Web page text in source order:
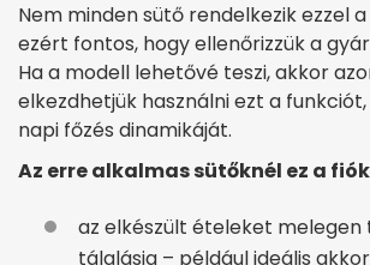
Nem minden sütő rendelkezik ezzel
ezért fontos, hogy ellenőrizzük a
Ha a modell lehetővé teszi, akkor
elkezdhetjük használni ezt a
napi főzés dinamikáját.
Az erre alkalmas sütőknél ez a
az elkészült ételeket melegen
tálalásig – például ideális